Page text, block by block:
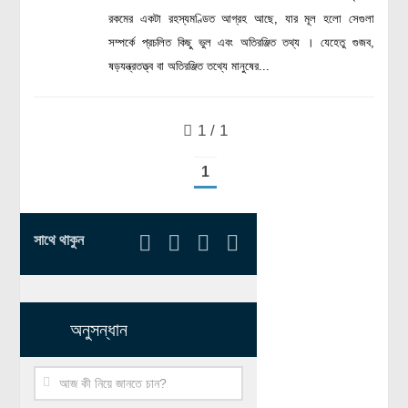
জলবায়ু পরিবর্তন
কম্পিউটার সায়েন্স
ইলেকট্রিক্যাল ইঞ্জিনিয়ারিং
জেনেটিক ইঞ্জিনিয়ারিং
বায়োটেকনোলজি
রকমের একটা রহস্যমণ্ডিত আগ্রহ আছে, যার মূল হলো সেগুলা
সম্পর্কে প্রচলিত কিছু ভুল এবং অতিরঞ্জিত তথ্য । যেহেতু গুজব,
ষড়যন্ত্রতত্ত্ব বা অতিরঞ্জিত তথ্যে মানুষের...
1 / 1
1
সাথে থাকুন
অনুসন্ধান